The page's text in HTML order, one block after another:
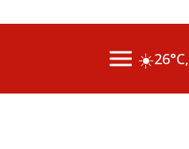
☀️26°C,